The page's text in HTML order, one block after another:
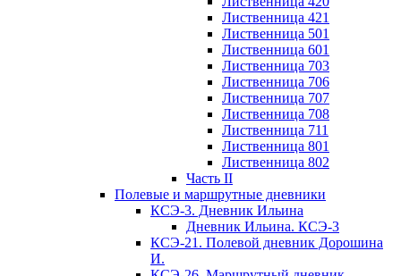
Лиственница 421
Лиственница 501
Лиственница 601
Лиственница 703
Лиственница 706
Лиственница 707
Лиственница 708
Лиственница 711
Лиственница 801
Лиственница 802
Часть II
Полевые и маршрутные дневники
КСЭ-3. Дневник Ильина
Дневник Ильина. КСЭ-3
КСЭ-21. Полевой дневник Дорошина
И.